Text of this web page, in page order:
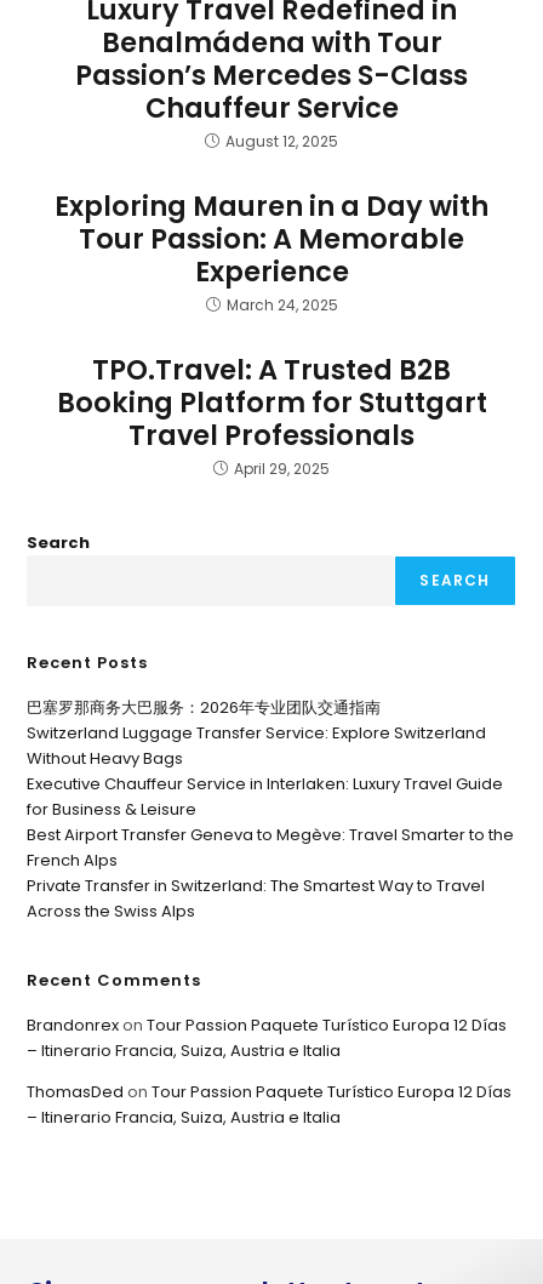
Luxury Travel Redefined in
Benalmádena with Tour
Passion’s Mercedes S-Class
Chauffeur Service
August 12, 2025
Exploring Mauren in a Day with
Tour Passion: A Memorable
Experience
March 24, 2025
TPO.Travel: A Trusted B2B
Booking Platform for Stuttgart
Travel Professionals
April 29, 2025
Search
SEARCH
Recent Posts
巴塞罗那商务大巴服务：2026年专业团队交通指南
Switzerland Luggage Transfer Service: Explore Switzerland
Without Heavy Bags
Executive Chauffeur Service in Interlaken: Luxury Travel Guide
for Business & Leisure
Best Airport Transfer Geneva to Megève: Travel Smarter to the
French Alps
Private Transfer in Switzerland: The Smartest Way to Travel
Across the Swiss Alps
Recent Comments
BrandonrexonTour Passion Paquete Turístico Europa 12 Días
– Itinerario Francia, Suiza, Austria e Italia
ThomasDed onTour Passion Paquete Turístico Europa 12 Días
– Itinerario Francia, Suiza, Austria e Italia